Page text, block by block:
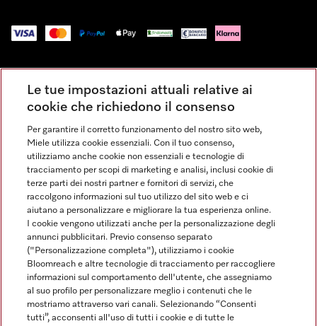
Condizioni Generali di Vendita
Privacy
Condizioni di Utilizzo
Dichiarazione di Accessibilità
Modulo di recesso
Legge sui servizi digitali
Impostazioni dei cookie
FINANZIAMENTO FINO A 50 MESI CON OPZIONE 10 E TASSO
ZERO
Le tue impostazioni attuali relative ai
cookie che richiedono il consenso
Per garantire il corretto funzionamento del nostro sito web,
Miele utilizza cookie essenziali. Con il tuo consenso,
utilizziamo anche cookie non essenziali e tecnologie di
tracciamento per scopi di marketing e analisi, inclusi cookie di
terze parti dei nostri partner e fornitori di servizi, che
raccolgono informazioni sul tuo utilizzo del sito web e ci
aiutano a personalizzare e migliorare la tua esperienza online.
I cookie vengono utilizzati anche per la personalizzazione degli
annunci pubblicitari. Previo consenso separato
("Personalizzazione completa"), utilizziamo i cookie
Bloomreach e altre tecnologie di tracciamento per raccogliere
informazioni sul comportamento dell'utente, che assegniamo
al suo profilo per personalizzare meglio i contenuti che le
mostriamo attraverso vari canali. Selezionando “Consenti
tutti”, acconsenti all'uso di tutti i cookie e di tutte le